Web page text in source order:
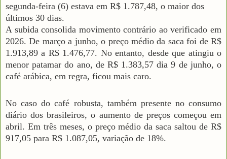
segunda-feira (6) estava em R$ 1.787,48, o maior dos
últimos 30 dias.
A subida consolida movimento contrário ao verificado em
2026. De março a junho, o preço médio da saca foi de R$
1.913,89 a R$ 1.476,77. No entanto, desde que atingiu o
menor patamar do ano, de R$ 1.383,57 dia 9 de junho, o
café arábica, em regra, ficou mais caro.
No caso do café robusta, também presente no consumo
diário dos brasileiros, o aumento de preços começou em
abril. Em três meses, o preço médio da saca saltou de R$
917,05 para R$ 1.087,05, variação de 18%.